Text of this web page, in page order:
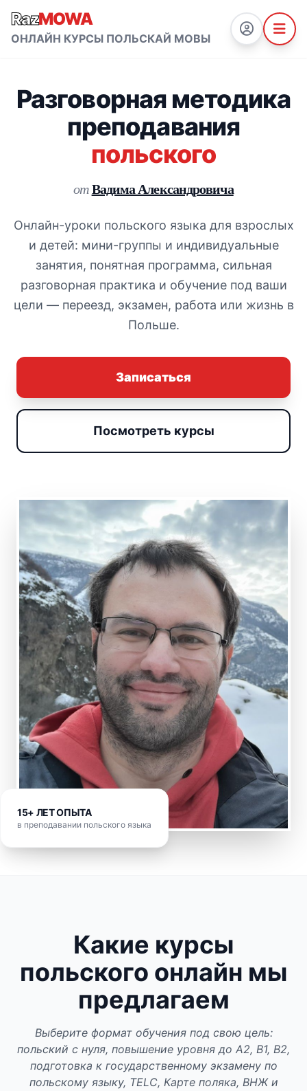
RazMOWA
ОНЛАЙН КУРСЫ ПОЛЬСКАЙ МОВЫ
Разговорная методика
преподавания
польского
отВадима Александровича
Онлайн-уроки польского языка для взрослых
и детей: мини-группы и индивидуальные
занятия, понятная программа, сильная
разговорная практика и обучение под ваши
цели — переезд, экзамен, работа или жизнь в
Польше.
Записаться
Посмотреть курсы
15+ ЛЕТ ОПЫТА
в преподавании польского языка
Какие курсы
польского онлайн мы
предлагаем
Выберите формат обучения под свою цель:
польский с нуля, повышение уровня до A2, B1, B2,
подготовка к государственному экзамену по
польскому языку, TELC, Карте поляка, ВНЖ и